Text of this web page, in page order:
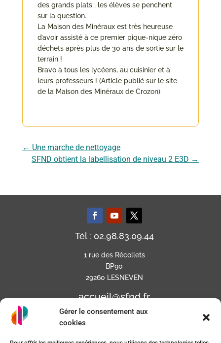
Gérer le consentement aux
cookies
des grands plats ; les élèves se penchent
sur la question.
La Maison des Minéraux est très heureuse
d’avoir assisté à ce premier pique-nique zéro
déchets après plus de 30 ans de sortie sur le
terrain !
Bravo à tous les lycéens, au cuisinier et à
leurs professeurs ! (Article publié sur le site
de la Maison des Minéraux de Crozon)
← Une marche de nettoyage
SFND obtient la labellisation de niveau 2 E3D →
Tél : 02.98.83.09.44
1 rue des Récollets
BP90
29260 LESNEVEN
accueil@sfnd.fr